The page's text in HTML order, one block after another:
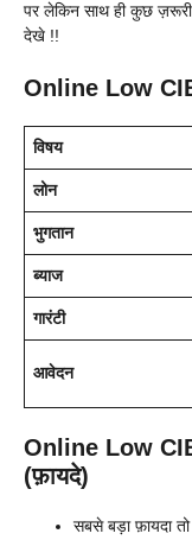
पर लेकिन साथ ही कुछ
देखे !!
Online Low
विषय
लोन
भुगतान
ब्याज
गारंटी
आवेदन
Online Low
(फ़ायदे)
सबसे बड़ा फ़ायदा